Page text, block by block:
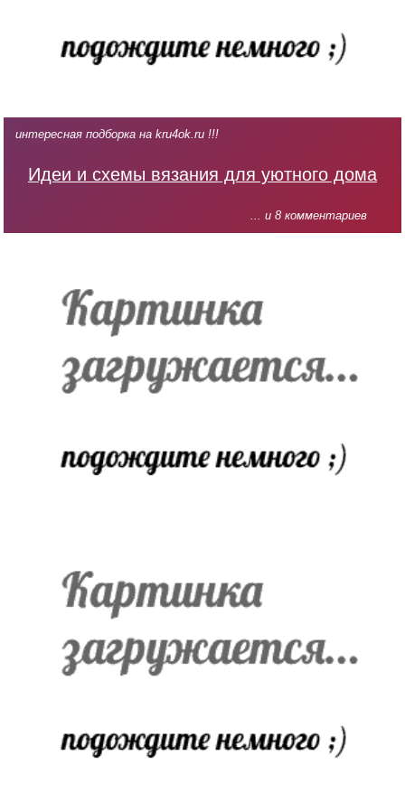
интересная подборка на kru4ok.ru !!!
Идеи и схемы вязания для уютного дома
... и 8 комментариев